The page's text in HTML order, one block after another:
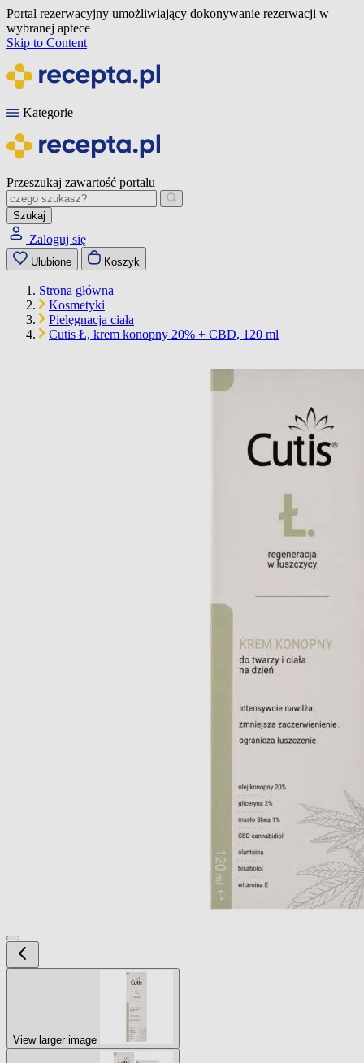
Portal rezerwacyjny umożliwiający dokonywanie rezerwacji w
wybranej aptece
Skip to Content
Kategorie
Przeszukaj zawartość portalu
Szukaj
Zaloguj się
Ulubione Koszyk
Strona główna
Kosmetyki
Pielęgnacja ciała
Cutis Ł, krem konopny 20% + CBD, 120 ml
View larger image